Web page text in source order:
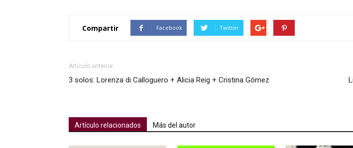
Compartir Facebook Twitter
Artículo anterior
3 solos: Lorenza di Calloguero + Alicia Reig + Cristina Gómez
Artículo relacionados Más del autor